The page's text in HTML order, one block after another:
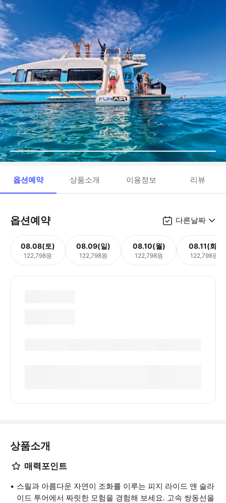
옵션예약 상품소개 이용정보 리뷰
옵션예약 다른날짜
08.08(토)
122,798원
08.09(일)
122,798원
08.10(월)
122,798원
08.11(화)
122,798원
상품소개
매력포인트
스릴과 아름다운 자연이 조화를 이루는 피지 라이드 앤 슬라
이드 투어에서 짜릿한 모험을 경험해 보세요. 고속 쌍동선을